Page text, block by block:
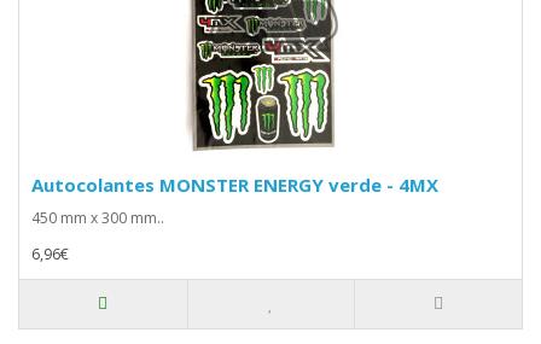
Autocolantes MONSTER ENERGY verde - 4MX
450 mm x 300 mm..
6,96€